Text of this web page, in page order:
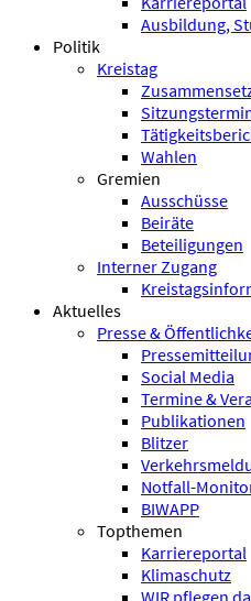
Ausbildung,
Politik
Kreistag
Wahlen
Gremien
Ausschüsse
Beiräte
Beteiligungen
Interner Zugang
Aktuelles
Presse &
Social Media
Termine &
Publikationen
Blitzer
Notfall-
BIWAPP
Topthemen
Karriereportal
Klimaschutz